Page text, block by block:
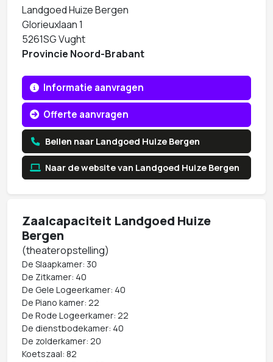
Landgoed Huize Bergen
Glorieuxlaan 1
5261SG Vught
Provincie Noord-Brabant
Informatie aanvragen
Offerte aanvragen
Bellen naar Landgoed Huize Bergen
Naar de website van Landgoed Huize Bergen
Zaalcapaciteit Landgoed Huize
Bergen
(theateropstelling)
De Slaapkamer: 30
De Zitkamer: 40
De Gele Logeerkamer: 40
De Piano kamer: 22
De Rode Logeerkamer: 22
De dienstbodekamer: 40
De zolderkamer: 20
Koetszaal: 82